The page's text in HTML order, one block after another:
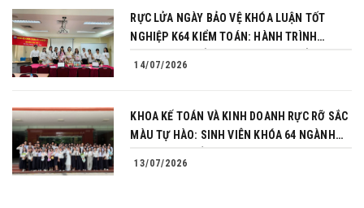
RỰC LỬA NGÀY BẢO VỆ KHÓA LUẬN TỐT
NGHIỆP K64 KIỂM TOÁN: HÀNH TRÌNH
14/07/2026
KHOA KẾ TOÁN VÀ KINH DOANH RỰC RỠ SẮC
MÀU TỰ HÀO: SINH VIÊN KHÓA 64 NGÀNH
13/07/2026